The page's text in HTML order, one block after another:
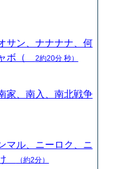
サン、ナナナナ、何
ボ（
2約20分 秒）
家、南入、南北戦争
マル、ニーロク、ニ
（約2分）